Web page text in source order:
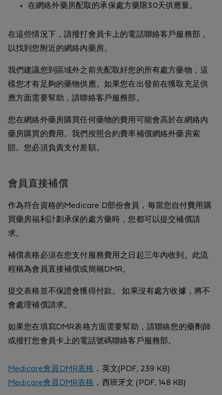
在網絡外藥房配取的承保處方藥限30天供應量。
在這些情況下，請撥打會員卡上的電話聯絡客戶服務部，
以找到您附近的網絡內藥房。
我們建議您到區域外之前先配取好您的所有處方藥物，這
樣您才有足夠的藥物供應。如果您在出發前在獲取充足供
應方面需要幫助，請聯絡客戶服務部。
您在網絡外藥房購買任何藥物的費用可能會高於在網絡內
藥房購買的費用。我們按照合約費率補償網絡外藥房索
賠。您必須負責支付差額。
會員直接補償
作為符合資格的Medicare D部份會員，每當您自付費用購
買藥房福利計劃承保的處方藥時，您都可以提交補償請
求。
補償表格必須在您支付服務費用之日起三年內收到。此流
程稱為會員直接補償或簡稱DMR。
提交表格並不保證會獲得付款。 如果沒有處方收據，將不
會處理補償請求。
如果您在填寫DMR表格方面需要幫助，請聯絡您的藥劑師
或撥打您會員卡上的電話號碼聯絡客戶服務部。
Medicare會員DMR表格 ，英文(PDF, 239 KB)
Medicare會員DMR表格 ，西班牙文 (PDF, 148 KB)